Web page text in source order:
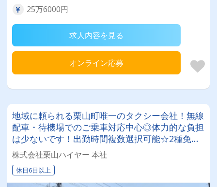
25万6000円
求人内容を見る
オンライン応募
地域に頼られる栗山町唯一のタクシー会社！無線
配車・待機場でのご乗車対応中心◎体力的な負担
は少ないです！出勤時間複数選択可能☆2種免許
取得費用は会社負担でドライバーデビュー可能！
株式会社栗山ハイヤー 本社
休日6日以上